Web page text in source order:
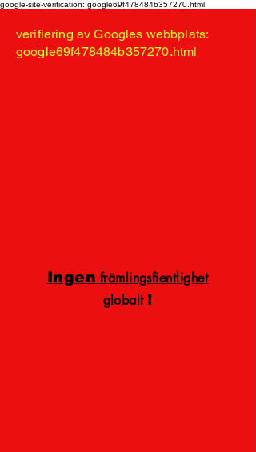
google-site-verification: google69f478484b357270.html
Ingen främlingsfientlighet
globalt !
verifiering av Googles webbplats:
google69f478484b357270.html